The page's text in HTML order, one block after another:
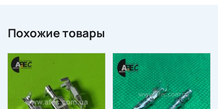
Похожие товары